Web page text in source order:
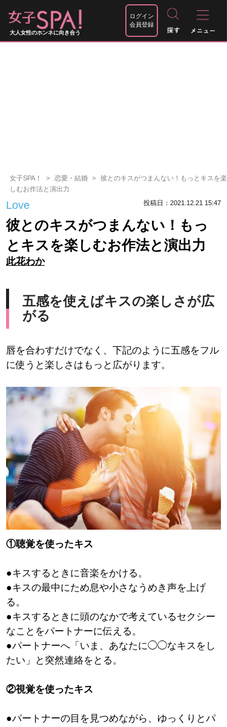
大人女性のホンネに向き合う
ログイン
会員登録
女子SPA！ 恋愛・結婚
彼とのキスがつまんない！もっとキスを楽
しむお作法と演出力
Love 投稿日：2021.12.21 15:47
彼とのキスがつまんない！もっ
とキスを楽しむお作法と演出力
此花わか
五感を使えばキスの楽しさが広
がる
唇を合わすだけでなく、下記のように五感をフル
に使うと楽しさはもっと広がります。
①聴覚を使ったキス
●キスするときに音楽をかける。
●キスの最中にため息や小さなうめき声を上げ
る。
●キスするときに頭のなかで考えているセクシー
なことをパートナーに伝える。
●パートナーへ「いま、あなたに◯◯なキスをし
たい」と突然連絡をとる。
②視覚を使ったキス
●パートナーの目を見つめながら、ゆっくりとパ